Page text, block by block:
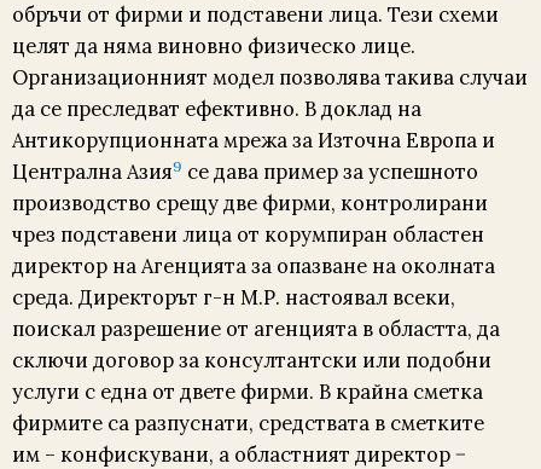
обръчи от фирми и подставени лица. Тези схеми
целят да няма виновно физическо лице.
Организационният модел позволява такива случаи
да се прес­ледват ефективно. В доклад на
Антикорупционната мрежа за Източна Европа и
Централна Азия9 се дава пример за успешното
производство срещу две фирми, контролирани
чрез подставени лица от корумпиран областен
директор на Агенцията за опазване на околната
среда. Директорът г-н М.Р. настоявал всеки,
поискал разрешение от агенцията в областта, да
сключи договор за консултантски или подобни
услуги с една от двете фирми. В крайна сметка
фирмите са разпуснати, средствата в сметките
им – конфискувани, а областният директор −